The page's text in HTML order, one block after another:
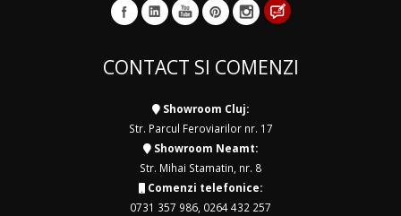
CONTACT SI COMENZI
Showroom Cluj:
Str. Parcul Feroviarilor nr. 17
Showroom Neamt:
Str. Mihai Stamatin, nr. 8
Comenzi telefonice:
0731 357 986 0264 432 257